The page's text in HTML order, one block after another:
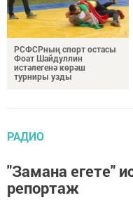
РСФСРның спорт остасы
Фоат Шайдуллин
истәлегенә көрәш
турниры узды
РАДИО
"Замана егете"
репортаж